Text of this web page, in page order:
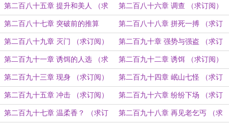
阅） 阅）
第二百八十五章 提升和美人 （求
订阅）
第二百八十六章 调查 （求订阅）
第二百八十七章 突破前的推算
（求订阅）
第二百八十八章 拼死一搏 （求订
阅）
第二百八十九章 灭门 （求订阅） 第二百九十章 强势与强盗 （求订
阅）
第二百九十一章 诱饵的人选 （求
订阅）
第二百九十二章 诱饵 （求订阅）
第二百九十三章 现身 （求订阅） 第二百九十四章 岷山七怪 （求订
阅）
第二百九十五章 冲击 （求订阅） 第二百九十六章 纷纷下场 （求订
阅）
第二百九十七章 温柔香？ （求订 第二百九十八章 再见老乞丐 （求